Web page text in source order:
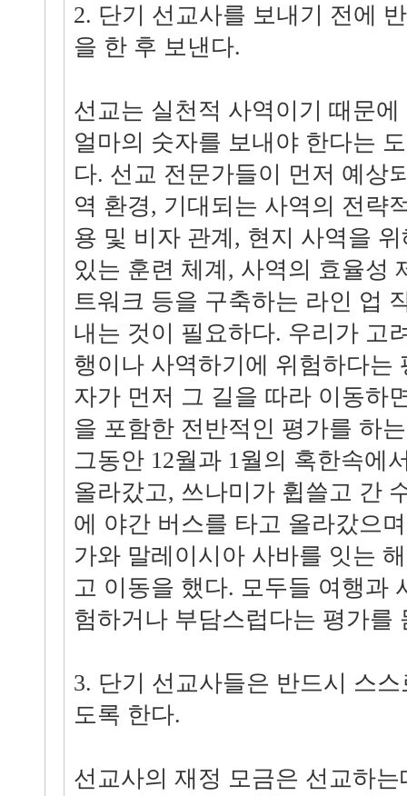
2. 단기 선교사를 보내기 전에
을 한 후 보낸다.
선교는 실천적 사역이기 때문
얼마의 숫자를 보내야 한다는
다. 선교 전문가들이 먼저 예상
역 환경, 기대되는 사역의 전략
용 및 비자 관계, 현지 사역을
있는 훈련 체계, 사역의 효율성
트워크 등을 구축하는 라인 업
내는 것이 필요하다. 우리가 고
행이나 사역하기에 위험하다는
자가 먼저 그 길을 따라 이동하
을 포함한 전반적인 평가를 하
그동안 12월과 1월의 혹한속에
올라갔고, 쓰나미가 휩쓸고 간
에 야간 버스를 타고 올라갔으
가와 말레이시아 사바를 잇는
고 이동을 했다. 모두들 여행과
험하거나 부담스럽다는 평가를
3. 단기 선교사들은 반드시 스
도록 한다.
선교사의 재정 모금은 선교하